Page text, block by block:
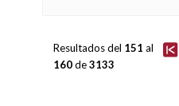
Resultados del 151 al
160de3133